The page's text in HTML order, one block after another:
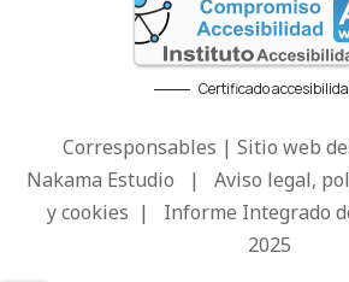
Certificado
Corresponsables | Sitio web
Nakama Estudio | Aviso legal,
y cookies | Informe Integrado
2025